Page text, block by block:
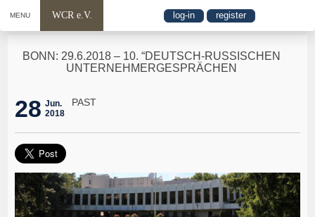
MENU WCR e.V. log-in register
BONN: 29.6.2018 – 10. “DEUTSCH-RUSSISCHEN
UNTERNEHMERGESPRÄCHEN
28 Jun.
2018
PAST